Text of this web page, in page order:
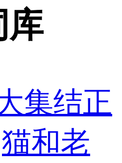
库
集结正
猫和老